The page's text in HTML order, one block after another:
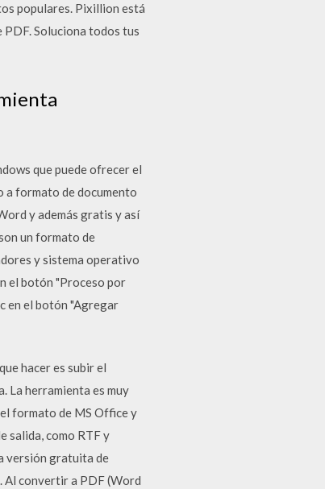
populares. Pixillion está
Soluciona todos tus
que puede ofrecer el
a formato de documento
y además gratis y así
un formato de
y sistema operativo
el botón "Proceso por
en el botón "Agregar
hacer es subir el
La herramienta es muy
formato de MS Office y
salida, como RTF y
versión gratuita de
Al convertir a PDF (Word